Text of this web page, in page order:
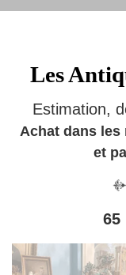
Les
Estimation,
Achat dans
et
65